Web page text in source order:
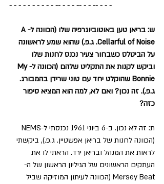
- - - - - - - - - - -- - - - -- - - -- - - -
ש: בריאן טען באוטוביוגרפיה שלו (הכוונה ל-A
Cellarful of Noise. ג.פ.) שהוא שמע לראשונה
על הביטלס כשבחור צעיר נכנס לחנות שלו
וביקש לקנות את התקליט שלהם (הכוונה ל-My
Bonnie שהוקלט יחד עם טוני שרידן בהמבורג.
ג.פ.). זה נכון? ואם לא, למה הוא המציא סיפור
כזה?
(הכוונה לחנות של בריאן אפשטיין. ג.פ.), ביקשתי
לראות את המנהל ובריאן ירד. הראתי לו את
העתקים הראשונים של הגיליון הראשון של ה-
Mersey Beat (הכוונה לעיתון המוזיקה שביל